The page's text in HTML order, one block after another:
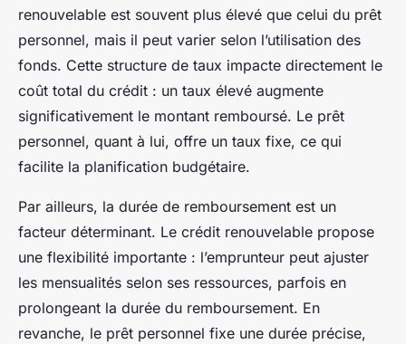
renouvelable est souvent plus élevé que celui du prêt
personnel, mais il peut varier selon l’utilisation des
fonds. Cette structure de taux impacte directement le
coût total du crédit : un taux élevé augmente
significativement le montant remboursé. Le prêt
personnel, quant à lui, offre un taux fixe, ce qui
facilite la planification budgétaire.
Par ailleurs, la durée de remboursement est un
facteur déterminant. Le crédit renouvelable propose
une flexibilité importante : l’emprunteur peut ajuster
les mensualités selon ses ressources, parfois en
prolongeant la durée du remboursement. En
revanche, le prêt personnel fixe une durée précise,